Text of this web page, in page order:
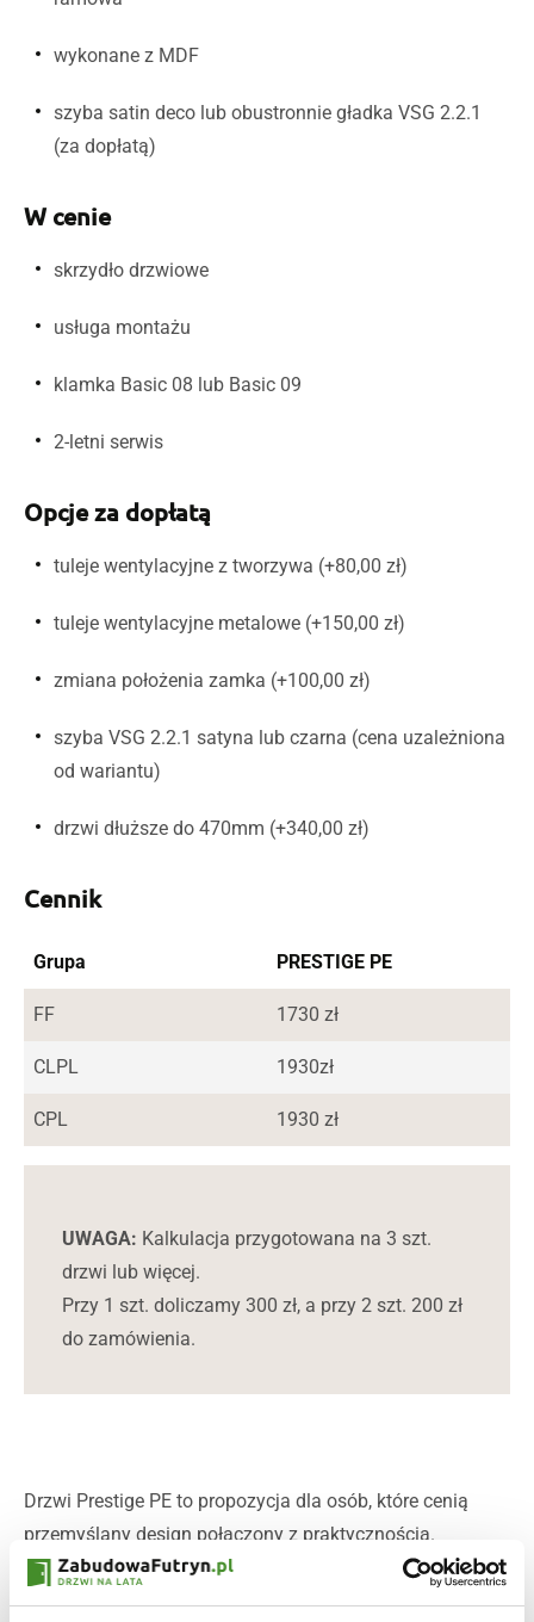
wykonane z MDF
szyba satin deco lub obustronnie gładka VSG 2.2.1
(za dopłatą)
W cenie
skrzydło drzwiowe
usługa montażu
klamka Basic 08 lub Basic 09
2-letni serwis
Opcje za dopłatą
tuleje wentylacyjne z tworzywa (+80,00 zł)
tuleje wentylacyjne metalowe (+150,00 zł)
zmiana położenia zamka (+100,00 zł)
szyba VSG 2.2.1 satyna lub czarna (cena uzależniona
od wariantu)
drzwi dłuższe do 470mm (+340,00 zł)
Cennik
Grupa PRESTIGE PE
FF 1730 zł
CLPL 1930zł
CPL 1930 zł
UWAGA: Kalkulacja przygotowana na 3 szt.
drzwi lub więcej.
Przy 1 szt. doliczamy 300 zł, a przy 2 szt. 200 zł
do zamówienia.
Drzwi Prestige PE to propozycja dla osób, które cenią
przemyślany design połączony z praktycznością.
Charakterystyczne, subtelne przeszklenia pozwalają
doświetlić pomieszczenia, zachowując jednocześnie ich